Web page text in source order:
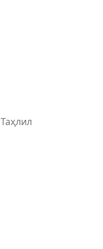
Таҳлил